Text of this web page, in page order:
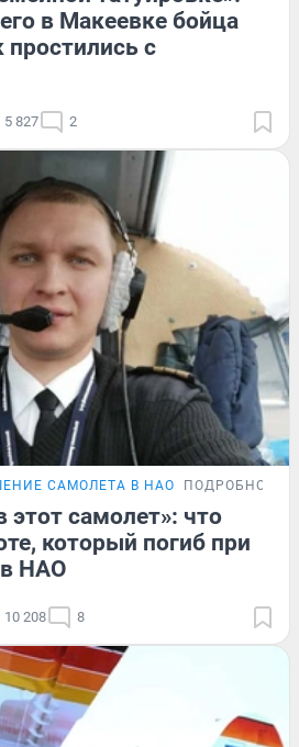
в Макеевке бойца
простились с
5 827 2
САМОЛЕТА В НАО ПОДРОБНОСТИ
самолет»: что
который погиб при
НАО
10 208 8